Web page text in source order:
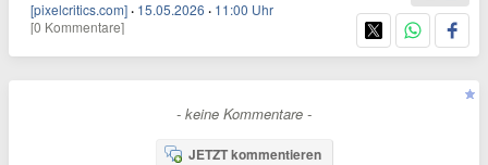
[pixelcritics.com] · 15.05.2026 · 11:00 Uhr
[0 Kommentare]
- keine Kommentare -
JETZT kommentieren